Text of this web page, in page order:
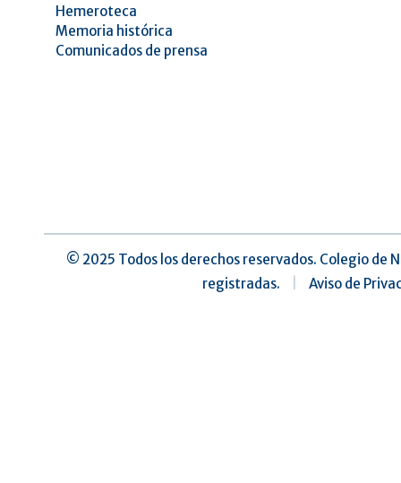
Hemeroteca
Memoria histórica
Comunicados de prensa
©️ 2025 Todos los derechos reservados. Colegio
registradas.
Aviso de